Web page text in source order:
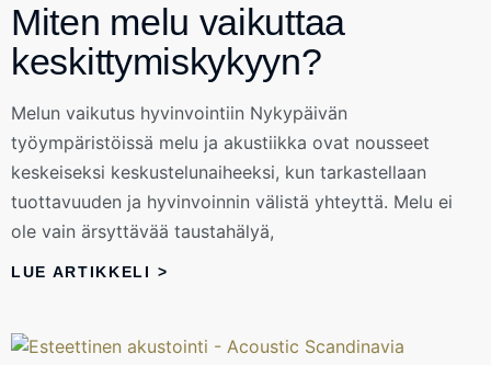
Miten melu vaikuttaa
keskittymiskykyyn?
Melun vaikutus hyvinvointiin Nykypäivän
työympäristöissä melu ja akustiikka ovat nousseet
keskeiseksi keskustelunaiheeksi, kun tarkastellaan
tuottavuuden ja hyvinvoinnin välistä yhteyttä. Melu ei
ole vain ärsyttävää taustahälyä,
LUE ARTIKKELI >